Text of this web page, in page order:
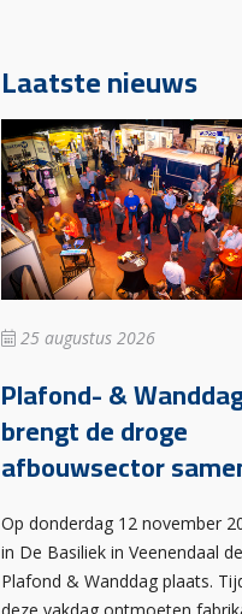
Laatste nieuws
25 augustus 2026
Plafond- &
brengt de droge
afbouwsector
Op donderdag 12 november
in De Basiliek in Veenendaal
Plafond & Wanddag plaats.